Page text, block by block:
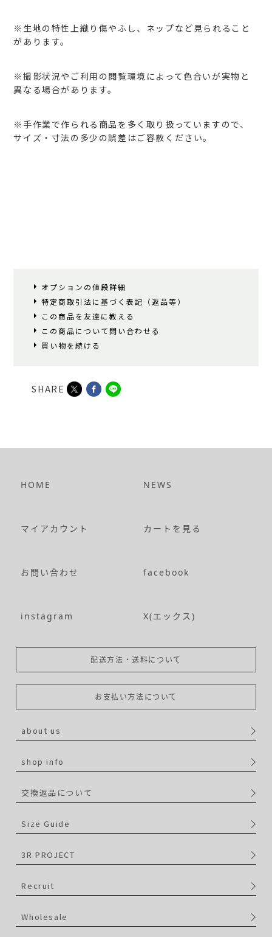
※生地の特性上織り傷やふし、ネップなど見られること
があります。
※撮影状況やご利用の閲覧環境によって色合いが実物と
異なる場合があります。
※手作業で作られる商品を多く取り扱っていますので、
サイズ・寸法の多少の誤差はご容赦ください。
オプションの値段詳細
特定商取引法に基づく表記（返品等）
この商品を友達に教える
この商品について問い合わせる
買い物を続ける
SHARE
HOME NEWS
マイアカウント カートを見る
お問い合わせ facebook
instagram X(エックス)
配送方法・送料について
お支払い方法について
about us
shop info
交換返品について
Size Guide
3R PROJECT
Recruit
Wholesale